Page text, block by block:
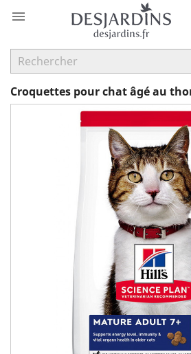

Croquettes pour chat âgé au